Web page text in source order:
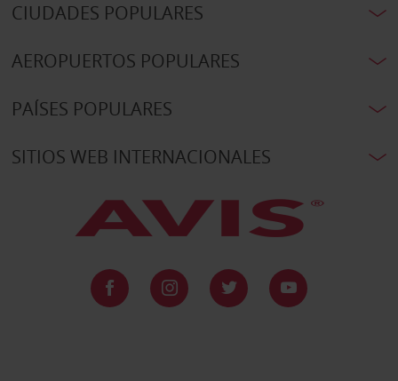
CIUDADES POPULARES
AEROPUERTOS POPULARES
PAÍSES POPULARES
SITIOS WEB INTERNACIONALES